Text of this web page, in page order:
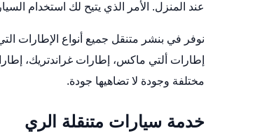
عند المنزل. الأمر الذي يتيح لك استخدام
نوفر في بنشر متنقل جميع أنواع الإطارات
إطارات ألتي ماكس، إطارات غراندتريك،
مختلفة وجودة لا تضاهيها جودة.
خدمة سيارات متنقلة الري